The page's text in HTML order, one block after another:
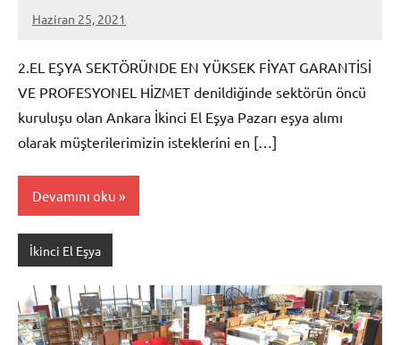
Haziran 25, 2021
admin
2.EL EŞYA SEKTÖRÜNDE EN YÜKSEK FİYAT GARANTİSİ
VE PROFESYONEL HİZMET denildiğinde sektörün öncü
kuruluşu olan Ankara İkinci El Eşya Pazarı eşya alımı
olarak müşterilerimizin isteklerini en […]
Devamını oku
İkinci El Eşya